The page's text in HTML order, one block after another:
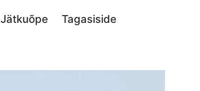
Jätkuõpe Tagasiside